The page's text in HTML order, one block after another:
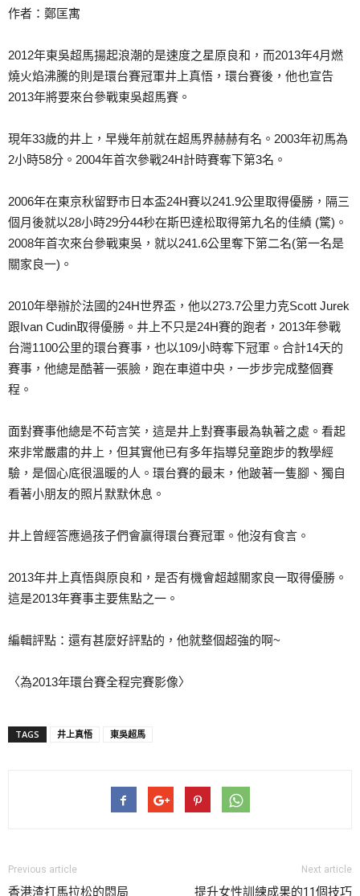
作者：鄭匡寓
2012年東吳超馬揚起浪潮的是速度之星原良和，而2013年4月燃
燒火焰沸騰的則是環台賽冠軍井上真悟，環台賽後，他也宣告
2013年將要來台參戰東吳超馬賽。
現年33歲的井上，早幾年前就在超馬界赫赫有名。2003年初馬為
2小時58分。2004年首次參戰24H計時賽奪下第3名。
2006年在東京秋留野市日本盃24H賽以241.9公里取得優勝，隔三
個月後就以28小時29分44秒在斯巴達松取得第九名的佳績 (驚)。
2008年首次來台參戰東吳，就以241.6公里奪下第二名(第一名是
關家良一)。
2010年舉辦於法國的24H世界盃，他以273.7公里力克Scott Jurek
跟Ivan Cudin取得優勝。井上不只是24H賽的跑者，2013年參戰
台灣1100公里的環台賽事，也以109小時奪下冠軍。合計14天的
賽事，他總是酷著一張臉，跑在車道中央，一步步完成整個賽
程。
面對賽事他總是不苟言笑，這是井上對賽事最為執著之處。 看起
來非常嚴肅的井上，但其實他已有多年指導兒童跑步的教學經
驗，是個心底很溫暖的人。環台賽的最末，他跛著一隻腳、獨自
看著小朋友的照片默默休息。
井上曾經答應過孩子們會贏得環台賽冠軍。他沒有食言。
2013年井上真悟與原良和，是否有機會超越關家良一取得優勝。
這是2013年賽事主要焦點之一。
編輯評點：還有甚麼好評點的，他就整個超強的啊~
〈為2013年環台賽全程完賽影像〉
TAGS 井上真悟 東吳超馬
Previous article
香港渣打馬拉松的悶局
Next article
提升女性訓練成果的11個技巧